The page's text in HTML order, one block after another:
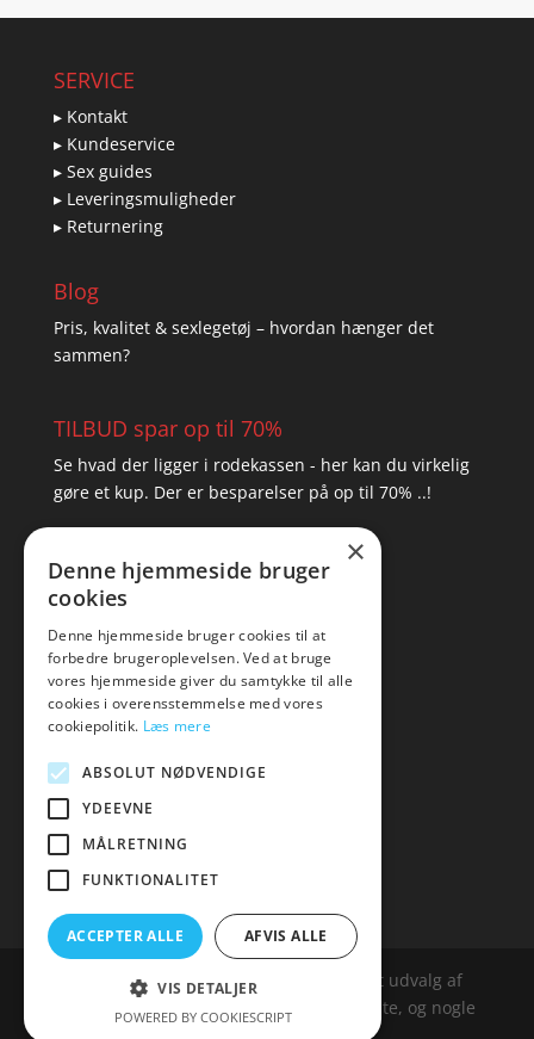
SERVICE
▸ Kontakt
▸ Kundeservice
▸ Sex guides
▸ Leveringsmuligheder
▸ Returnering
Blog
Pris, kvalitet & sexlegetøj – hvordan hænger det
sammen?
TILBUD spar op til 70%
Se hvad der ligger i rodekassen - her kan du virkelig
gøre et kup. Der er besparelser på op til 70% ..!
Tlf: 7876 8672
Mail: hej@amare.dk
Amare.dk er siden, der samler et bredt udvalg af
spændende varer. Siden er et affailiatesite, og nogle
×
Denne hjemmeside bruger
cookies
Denne hjemmeside bruger cookies til at
forbedre brugeroplevelsen. Ved at bruge
vores hjemmeside giver du samtykke til alle
cookies i overensstemmelse med vores
cookiepolitik. Læs mere
ABSOLUT NØDVENDIGE
YDEEVNE
MÅLRETNING
FUNKTIONALITET
ACCEPTER ALLE AFVIS ALLE
VIS DETALJER
POWERED BY COOKIESCRIPT